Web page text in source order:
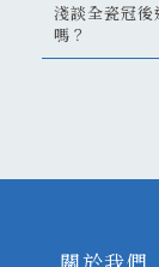
淺談全瓷冠
嗎？